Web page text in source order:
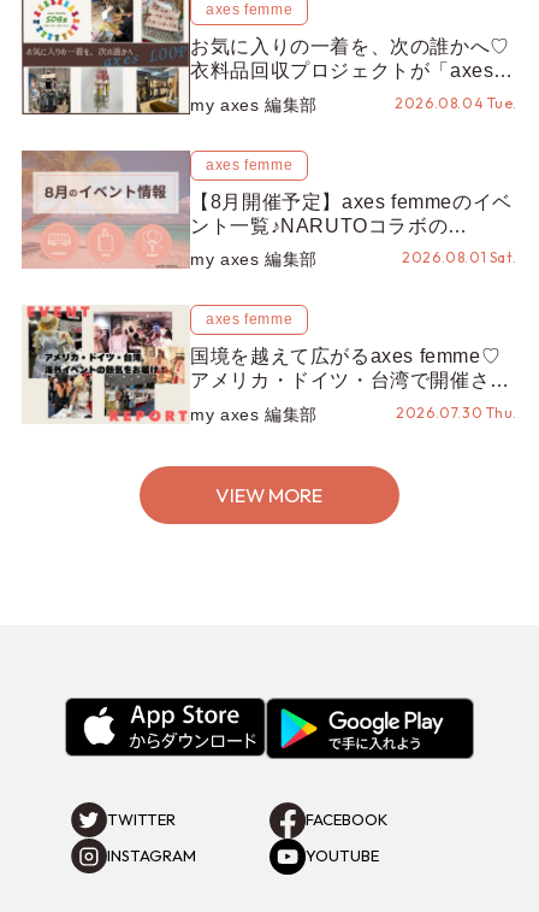
axes femme
お気に入りの一着を、次の誰かへ♡
衣料品回収プロジェクトが「axes
LOOP」にアップデート！活用する
とポイントが手に入る◎
my axes 編集部 2026.08.04 Tue.
axes femme
【8月開催予定】axes femmeのイベ
ント一覧♪NARUTOコラボの
REZEN POPUPから、プチYour
Stage.、ティーパーティまで！8月
my axes 編集部 2026.08.01 Sat.
axes femme
国境を越えて広がるaxes femme♡
アメリカ・ドイツ・台湾で開催され
たイベントをお届け！美沙子さんか
らのコメントも♬【海外イベントレ
my axes 編集部 2026.07.30 Thu.
VIEW MORE
TWITTER
FACEBOOK
INSTAGRAM
YOUTUBE